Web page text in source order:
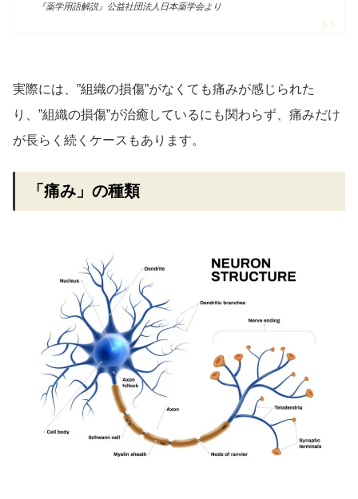
『薬学用語解説』公益社団法人日本薬学会より
実際には、”組織の損傷”がなくても痛みが感じられた
り、”組織の損傷”が治癒しているにも関わらず、痛みだけ
が長らく続くケースもあります。
「痛み」の種類